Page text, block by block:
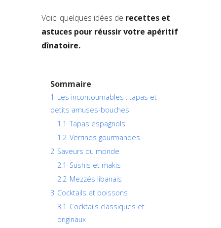
Voici quelques idées de recettes et
astuces pour réussir votre apéritif
dînatoire.
Sommaire
1 Les incontournables : tapas et
petits amuses-bouches
1.1 Tapas espagnols
1.2 Verrines gourmandes
2 Saveurs du monde
2.1 Sushis et makis
2.2 Mezzés libanais
3 Cocktails et boissons
3.1 Cocktails classiques et
originaux